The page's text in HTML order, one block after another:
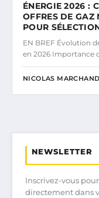
ÉNERGIE 2026 :
OFFRES DE GAZ
POUR
EN BREF Évolution
en 2026 Importance
NICOLAS MARCHAND
NEWSLETTER
Inscrivez-vous
directement dans